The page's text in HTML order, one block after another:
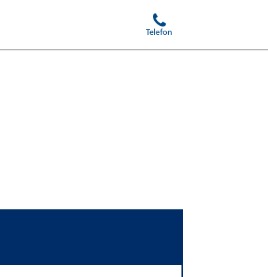
Telefon